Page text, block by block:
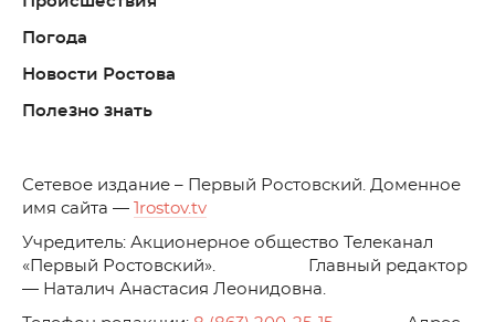
Погода
Новости Ростова
Полезно знать
Cетевое издание – Первый Ростовский. Доменное
имя сайта —
1rostov.tv
Учредитель: Акционерное общество Телеканал
«Первый Ростовский». Главный редактор
— Наталич Анастасия Леонидовна.